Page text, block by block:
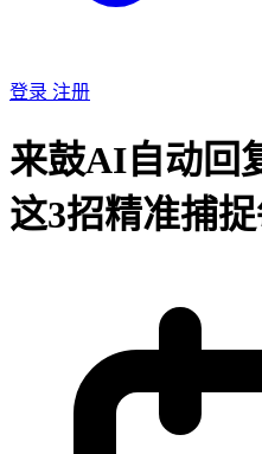
登录 注册
来鼓AI自动回
这3招精准捕捉